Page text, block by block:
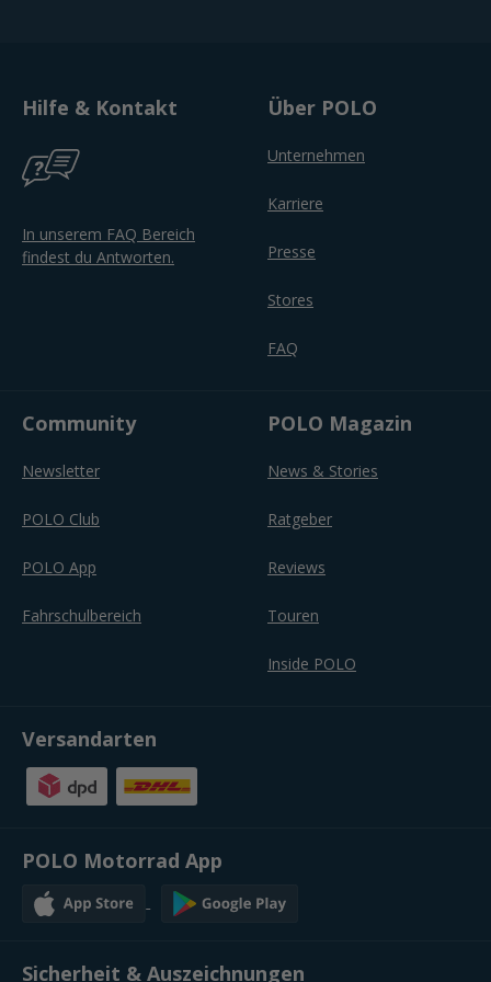
Hilfe & Kontakt
In unserem FAQ Bereich
findest du Antworten.
Über POLO
Unternehmen
Karriere
Presse
Stores
FAQ
Community
Newsletter
POLO Club
POLO App
Fahrschulbereich
POLO Magazin
News & Stories
Ratgeber
Reviews
Touren
Inside POLO
Versandarten
POLO Motorrad App
Sicherheit & Auszeichnungen